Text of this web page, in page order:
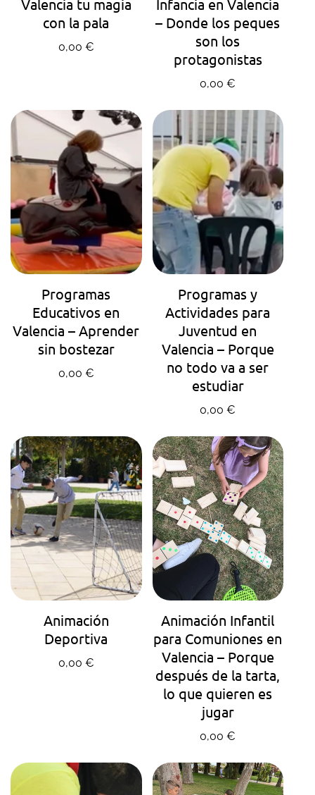
Valencia tu magia
con la pala
Precio regular
0,00 €
Infancia en Valencia
– Donde los peques
son los
protagonistas
Precio regular
0,00 €
AGENDA TU HORA
Programas
Educativos en
Valencia – Aprender
sin bostezar
Precio regular
0,00 €
AGENDA TU HORA
Programas y
Actividades para
Juventud en
Valencia – Porque
no todo va a ser
estudiar
Precio regular
0,00 €
AGENDA TU HORA
Animación
Deportiva
Precio regular
0,00 €
AGENDA TU HORA
Animación Infantil
para Comuniones en
Valencia – Porque
después de la tarta,
lo que quieren es
jugar
Precio regular
0,00 €